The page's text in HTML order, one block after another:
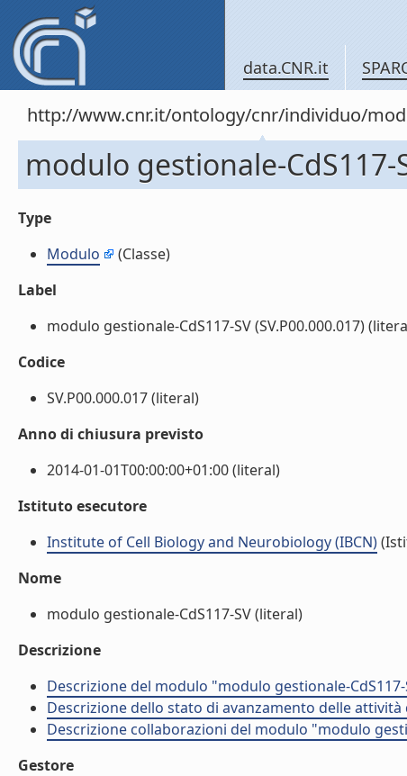
data.CNR.it
http://www.cnr.it/ontology/cnr/individuo/
modulo gestionale-CdS117-
Type
Modulo
(Classe)
Label
modulo gestionale-CdS117-SV (SV.P00.000.017)
Codice
SV.P00.000.017 (literal)
Anno di chiusura previsto
2014-01-01T00:00:00+01:00 (literal)
Istituto esecutore
Institute of Cell Biology and Neurobiology (IBCN)
Nome
modulo gestionale-CdS117-SV (literal)
Descrizione
Descrizione del modulo "modulo gestionale-CdS117-
Descrizione dello stato di avanzamento delle attività
Descrizione collaborazioni del modulo "modulo
Gestore